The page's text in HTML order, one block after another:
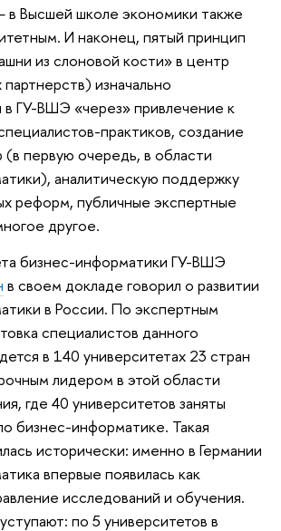
Высшей школе экономики также
И наконец, пятый принцип
из слоновой кости» в центр
изначально
в ГУ-ВШЭ «через» привлечение к
практиков, создание
(в первую очередь, в области
аналитическую поддержку
реформ, публичные экспертные
другое.
бизнес-информатики ГУ-ВШЭ
в своем докладе говорил о развитии
в России. По экспертным
специалистов данного
в 140 университетах 23 стран
лидером в этой области
где 40 университетов заняты
бизнес-информатике. Такая
исторически: именно в Германии
впервые появилась как
исследований и обучения.
по 5 университетов в